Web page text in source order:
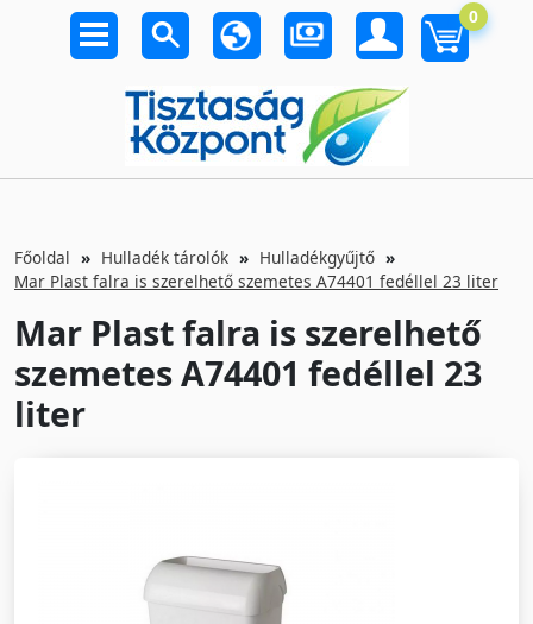
0
Főoldal Hulladék tárolók
Hulladékgyűjtő
Mar Plast falra is szerelhető szemetes A74401 fedéllel 23 liter
Mar Plast falra is szerelhető
szemetes A74401 fedéllel 23
liter